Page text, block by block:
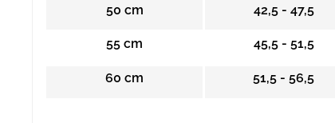
50 cm 42,5 - 47,5
55 cm 45,5 - 51,5
60 cm 51,5 - 56,5